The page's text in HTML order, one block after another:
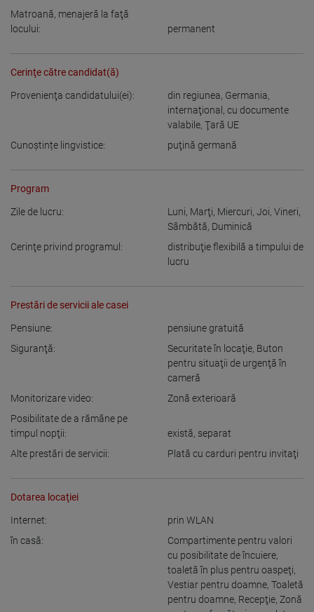
Matroană, menajeră la faţă
locului:
permanent
Cerinţe către candidat(ă)
Provenienţa candidatului(ei): din regiunea, Germania,
internaţional, cu documente
valabile, Ţară UE
Cunoștințe lingvistice:
puţină germană
Program
Zile de lucru: Luni, Marţi, Miercuri, Joi, Vineri,
Sâmbătă, Duminică
Cerinţe privind programul:
distribuţie flexibilă a timpului de
lucru
Prestări de servicii ale casei
Pensiune:
pensiune gratuită
Siguranţă:
Securitate în locaţie, Buton
pentru situaţii de urgenţă în
cameră
Monitorizare video:
Zonă exterioară
Posibilitate de a rămâne pe
timpul nopţii:
există, separat
Alte prestări de servicii:
Plată cu carduri pentru invitaţi
Dotarea locaţiei
Internet:
prin WLAN
în casă:
Compartimente pentru valori
cu posibilitate de încuiere,
toaletă în plus pentru oaspeţi,
Vestiar pentru doamne, Toaletă
pentru doamne, Recepţie, Zonă